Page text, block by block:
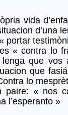
vida
d’una
« contra lo
que vos
que
lo
paire: « nos
l’esperanto »